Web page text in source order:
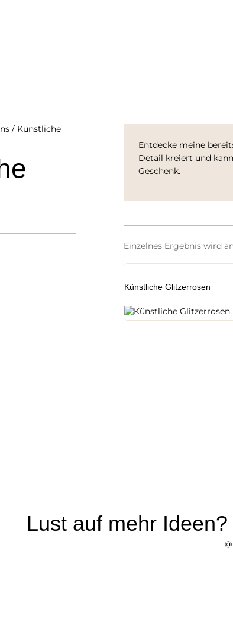
/ Künstliche
Entdecke meine
Detail kreiert und
Geschenk.
Einzelnes Ergebnis wird
Künstliche Glitzerrosen
Lust auf mehr